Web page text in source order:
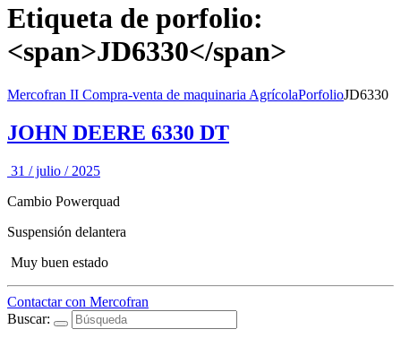
Etiqueta de porfolio:
<span>JD6330</span>
Mercofran II Compra-venta de maquinaria AgrícolaPorfolioJD6330
JOHN DEERE 6330 DT
31 / julio / 2025
Cambio Powerquad
Suspensión delantera
Muy buen estado
Contactar con Mercofran
Buscar: